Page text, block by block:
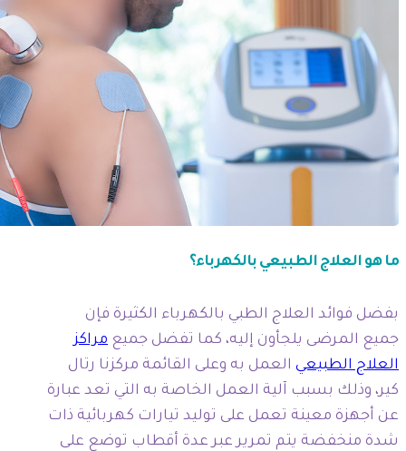
ما هو العلاج الطبيعي بالكهرباء؟
بفضل فوائد العلاج الطبي بالكهرباء الكثيرة فإن
جميع المرضى يلجأون إليه، كما تفضل جميع مراكز
العلاج الطبيعي العمل به وعلى القائمة مركزنا رتال
كير، وذلك بسبب آلية العمل الخاصة به التي تعد عبارة
عن أجهزة معينة تعمل على توليد تيارات كهربائية ذات
شدة منخفضة يتم تمرير عبر عدة أقطاب توضع على